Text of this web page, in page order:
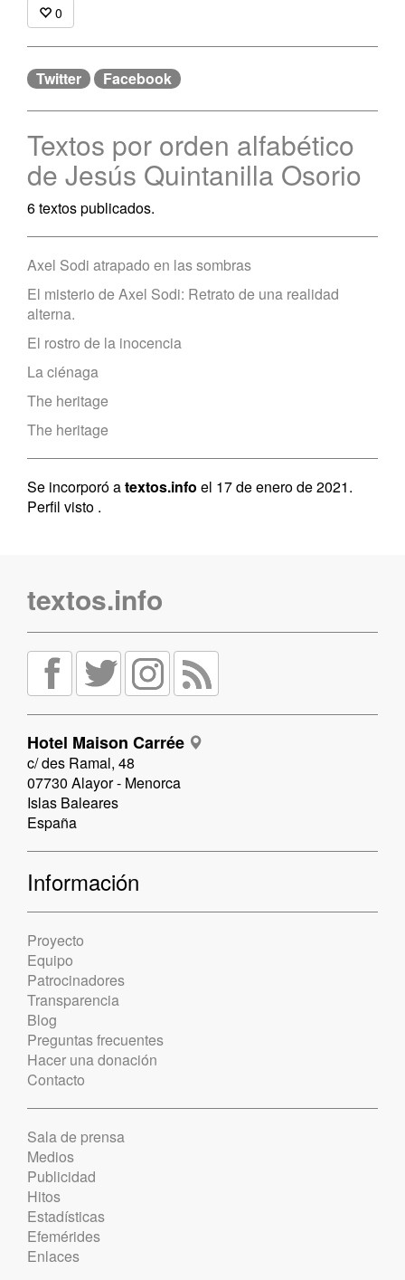
0
Twitter Facebook
Textos por orden alfabético
de Jesús Quintanilla Osorio
6 textos publicados.
Axel Sodi atrapado en las sombras
El misterio de Axel Sodi: Retrato de una realidad
alterna.
El rostro de la inocencia
La ciénaga
The heritage
The heritage
Se incorporó atextos.info el 17 de enero de 2021.
Perfil visto .
textos.info
Hotel Maison Carrée
c/ des Ramal, 48
07730 Alayor - Menorca
Islas Baleares
España
Información
Proyecto
Equipo
Patrocinadores
Transparencia
Blog
Preguntas frecuentes
Hacer una donación
Contacto
Sala de prensa
Medios
Publicidad
Hitos
Estadísticas
Efemérides
Enlaces